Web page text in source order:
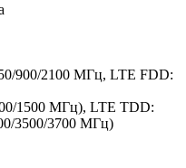
900/2100 МГц, LTE FDD:
1500 МГц), LTE TDD:
3500/3700 МГц)